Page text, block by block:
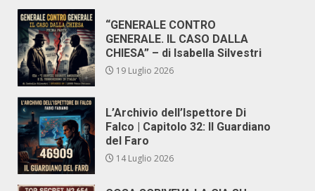
“GENERALE CONTRO
GENERALE. IL CASO DALLA
CHIESA” – di Isabella Silvestri
19 Luglio 2026
L’Archivio dell’Ispettore Di
Falco | Capitolo 32: Il Guardiano
del Faro
14 Luglio 2026